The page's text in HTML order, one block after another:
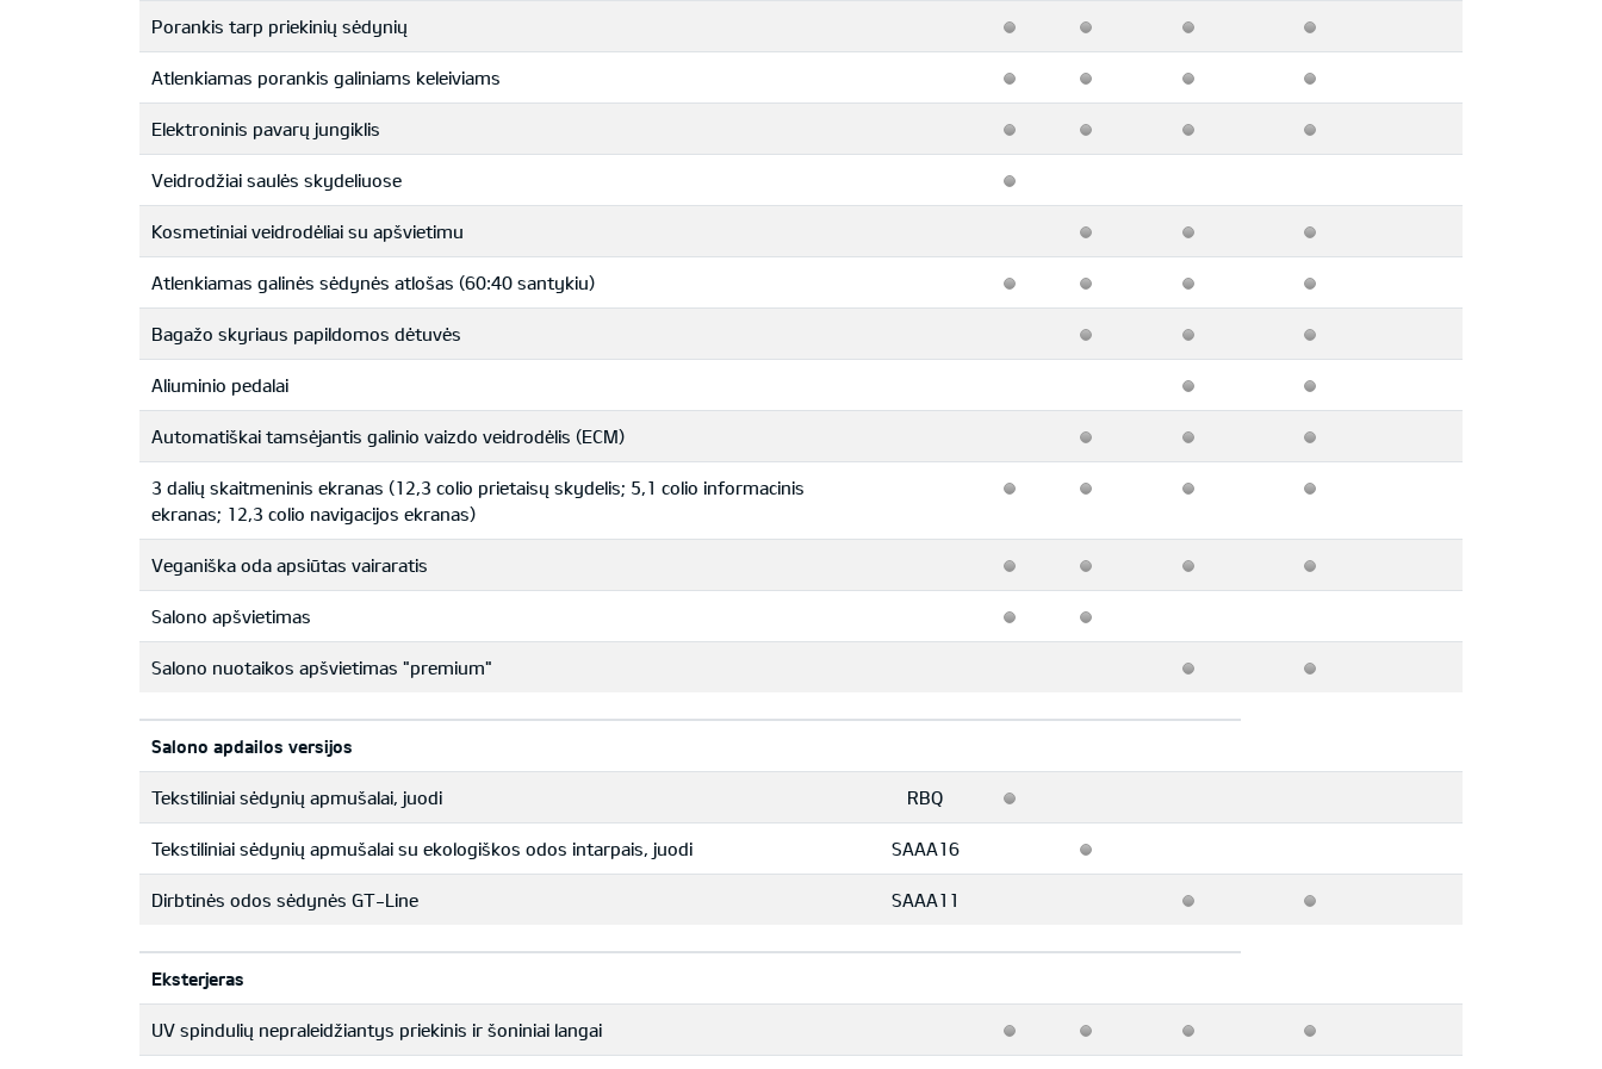
Porankis tarp priekinių sėdynių
Atlenkiamas porankis galiniams keleiviams
Elektroninis pavarų jungiklis
Veidrodžiai saulės skydeliuose
Kosmetiniai veidrodėliai su apšvietimu
Atlenkiamas galinės sėdynės atlošas (60:40 santykiu)
Bagažo skyriaus papildomos dėtuvės
Aliuminio pedalai
Automatiškai tamsėjantis galinio vaizdo veidrodėlis (ECM)
3 dalių skaitmeninis ekranas (12,3 colio prietaisų skydelis; 5,1 colio informacinis
ekranas; 12,3 colio navigacijos ekranas)
Veganiška oda apsiūtas vairaratis
Salono apšvietimas
Salono nuotaikos apšvietimas "premium"
Salono apdailos versijos
Tekstiliniai sėdynių apmušalai, juodi RBQ
Tekstiliniai sėdynių apmušalai su ekologiškos odos intarpais, juodi SAAA16
Dirbtinės odos sėdynės GT-Line SAAA11
Eksterjeras
UV spindulių nepraleidžiantys priekinis ir šoniniai langai